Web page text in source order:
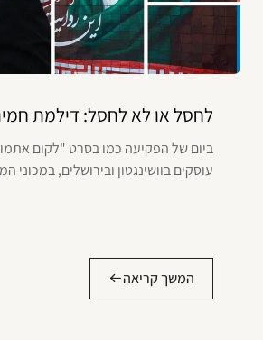
לחסל או לא לחסל: דילמת
ביום של הפקיעה כמו בסרט "לקום
עוסקים בוושינגטון ובירושלים, במכוני
המשך קריאה